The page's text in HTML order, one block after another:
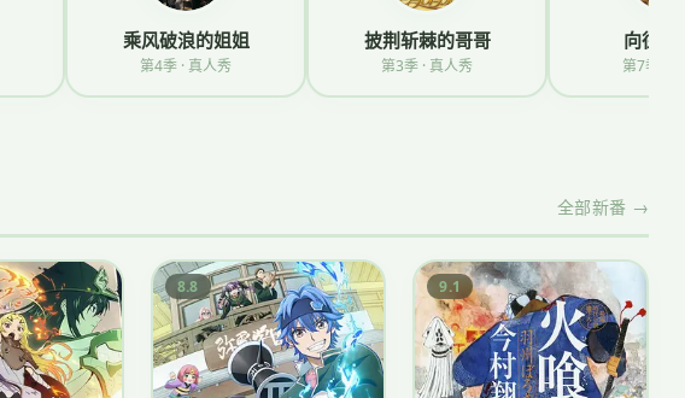
乘风破浪的姐姐
第4季 · 真人秀
披荆斩棘的哥哥
第3季 · 真人秀
向往的
第7季 ·
全部新番 →
8.8 9.1